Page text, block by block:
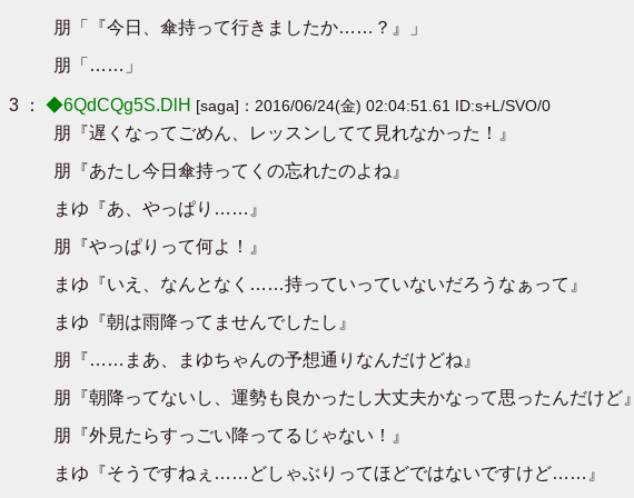
朋「『今日、傘持って行きましたか……？』」
朋「……」
3 ： ◆6QdCQg5S.DlH [saga]：2016/06/24(金) 02:04:51.61 ID:s+L/SVO/0
朋『遅くなってごめん、レッスンしてて見れなかった！』
朋『あたし今日傘持ってくの忘れたのよね』
まゆ『あ、やっぱり……』
朋『やっぱりって何よ！』
まゆ『いえ、なんとなく……持っていっていないだろうなぁって』
まゆ『朝は雨降ってませんでしたし』
朋『……まあ、まゆちゃんの予想通りなんだけどね』
朋『朝降ってないし、運勢も良かったし大丈夫かなって思ったんだけど』
朋『外見たらすっごい降ってるじゃない！』
まゆ『そうですねぇ……どしゃぶりってほどではないですけど……』